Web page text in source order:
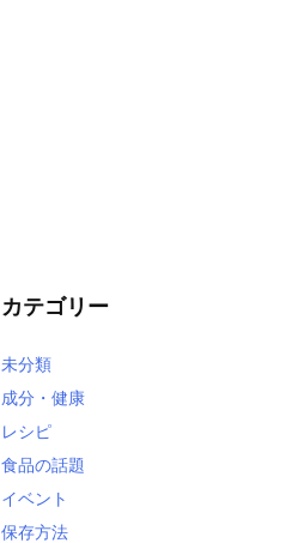
カテゴリー
未分類
成分・健康
レシピ
食品の話題
イベント
保存方法